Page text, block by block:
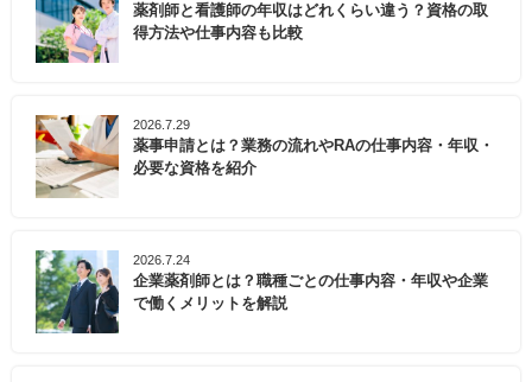
薬剤師と看護師の年収はどれくらい違う？資格の取
得方法や仕事内容も比較
2026.7.29
薬事申請とは？業務の流れやRAの仕事内容・年収・
必要な資格を紹介
2026.7.24
企業薬剤師とは？職種ごとの仕事内容・年収や企業
で働くメリットを解説